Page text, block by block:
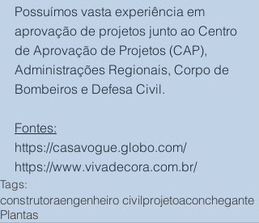
Possuímos vasta experiência em
aprovação de projetos junto ao Centro
de Aprovação de Projetos (CAP),
Administrações Regionais, Corpo de
Bombeiros e Defesa Civil.
Fontes:
https://casavogue.globo.com/
https://www.vivadecora.com.br/
Tags:
construtoraengenheiro civilprojetoaconchegante
Plantas